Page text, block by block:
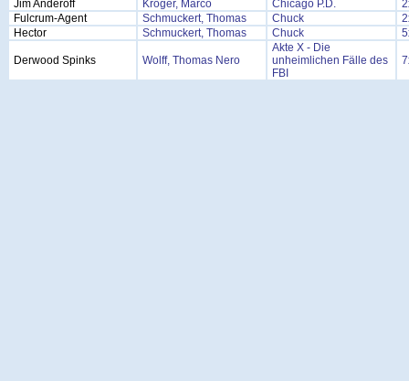
Jim Anderoff
Kröger, Marco Chicago P.D.
Fulcrum-Agent
Schmuckert, Thomas Chuck
Hector
Schmuckert, Thomas Chuck
Derwood Spinks Wolff, Thomas Nero
Akte X - Die
unheimlichen Fälle des
FBI